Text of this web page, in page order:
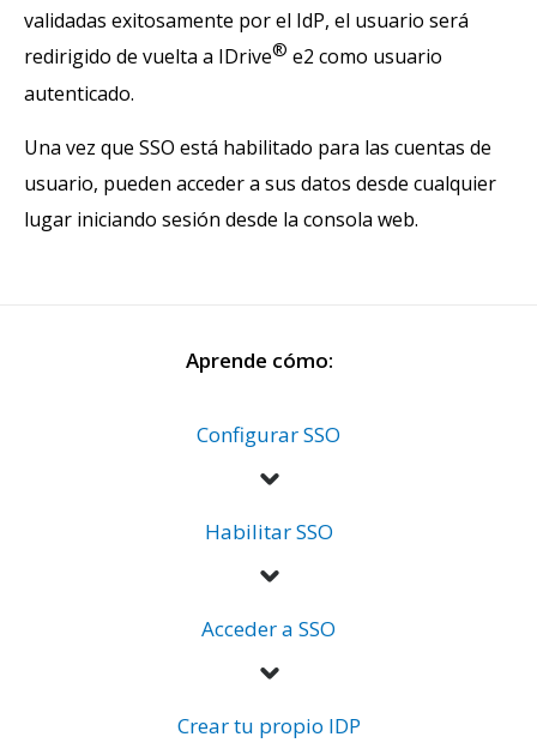
validadas exitosamente por el IdP, el usuario será
redirigido de vuelta a IDrive® e2 como usuario
autenticado.
Una vez que SSO está habilitado para las cuentas de
usuario, pueden acceder a sus datos desde cualquier
lugar iniciando sesión desde la consola web.
Aprende cómo:
Configurar SSO
Habilitar SSO
Acceder a SSO
Crear tu propio IDP